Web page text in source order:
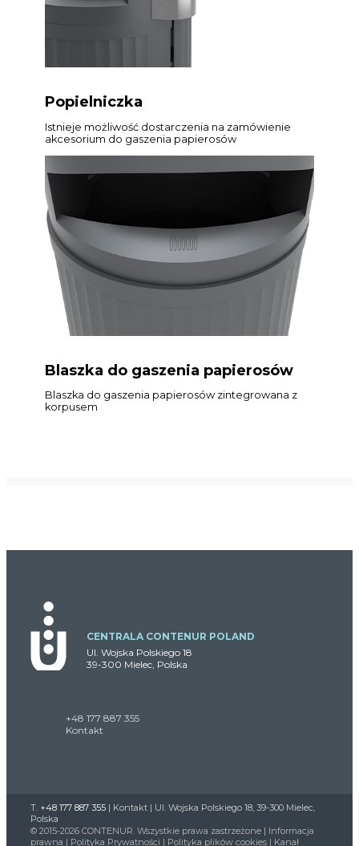
Popielniczka
Istnieje możliwość dostarczenia na zamówienie
akcesorium do gaszenia papierosów
Blaszka do gaszenia papierosów
Blaszka do gaszenia papierosów zintegrowana z
korpusem
CENTRALA CONTENUR POLAND
Ul. Wojska Polskiego 18
39-300 Mielec, Polska
+48 177 887 355
Kontakt
T. +48 177 887 355 | Kontakt | Ul. Wojska Polskiego 18, 39-300 Mielec,
Polska
© 2015-2026 CONTENUR. Wszystkie prawa zastrzeżone | Informacja
prawna | Polityka Prywatności | Polityka plików cookies | Kanał